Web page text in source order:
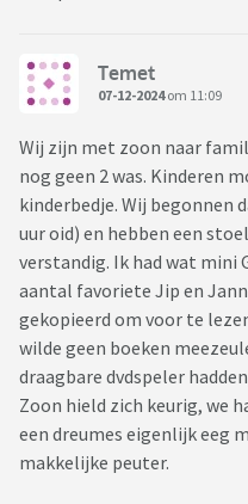
Temet
07-12-2024om 11:09
Wij zijn met zoon naar
nog geen 2 was. Kinderen
kinderbedje. Wij begonnen
uur oid) en hebben een
verstandig. Ik had wat mini
aantal favoriete Jip en
gekopieerd om voor te
wilde geen boeken
draagbare dvdspeler
Zoon hield zich keurig, we
een dreumes eigenlijk eeg
makkelijke peuter.